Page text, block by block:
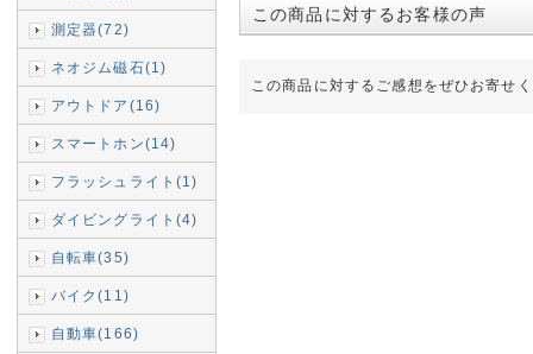
測定器(72)
ネオジム磁石(1)
アウトドア(16)
スマートホン(14)
フラッシュライト(1)
ダイビングライト(4)
自転車(35)
バイク(11)
自動車(166)
この商品に対するお客様の声
この商品に対するご感想をぜひお寄せ